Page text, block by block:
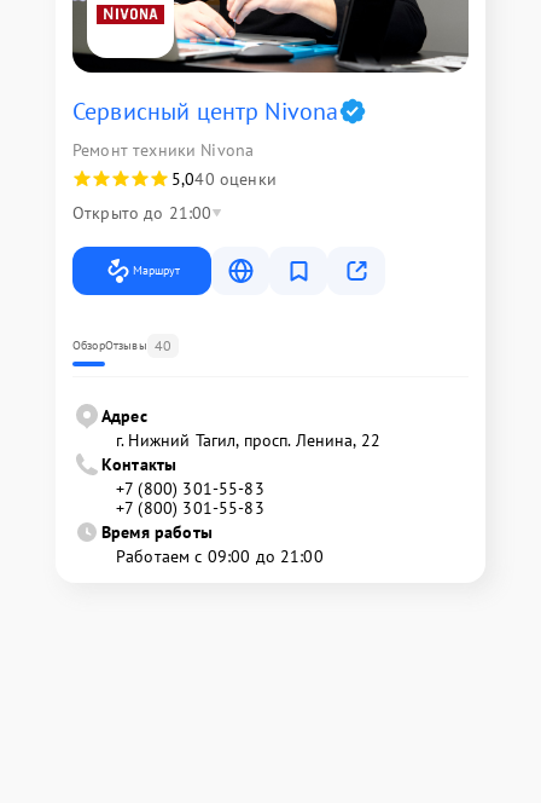
Сервисный центр Nivona
Ремонт техники Nivona
5,040 оценки
Открыто до 21:00
Маршрут
ОбзорОтзывы 40
Адрес
г. Нижний Тагил, просп. Ленина, 22
Контакты
+7 (800) 301-55-83
+7 (800) 301-55-83
Время работы
Работаем с 09:00 до 21:00